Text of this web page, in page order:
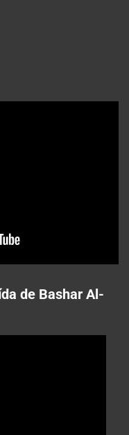
de Bashar Al-